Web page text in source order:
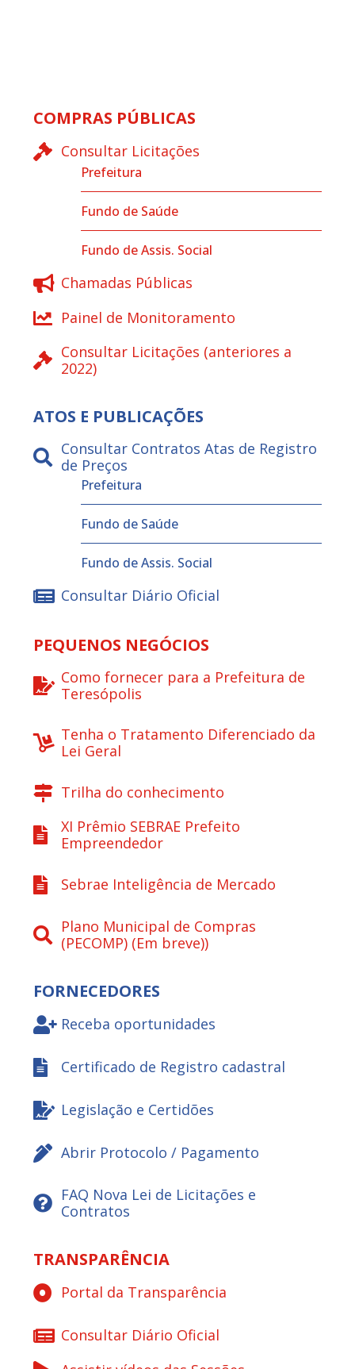
COMPRAS PÚBLICAS
Consultar Licitações
Prefeitura
Fundo de Saúde
Fundo de Assis. Social
Chamadas Públicas
Painel de Monitoramento
Consultar Licitações (anteriores a
2022)
ATOS E PUBLICAÇÕES
Consultar Contratos Atas de Registro
de Preços
Prefeitura
Fundo de Saúde
Fundo de Assis. Social
Consultar Diário Oficial
PEQUENOS NEGÓCIOS
Como fornecer para a Prefeitura de
Teresópolis
Tenha o Tratamento Diferenciado da
Lei Geral
Trilha do conhecimento
XI Prêmio SEBRAE Prefeito
Empreendedor
Sebrae Inteligência de Mercado
Plano Municipal de Compras
(PECOMP) (Em breve))
FORNECEDORES
Receba oportunidades
Certificado de Registro cadastral
Legislação e Certidões
Abrir Protocolo / Pagamento
FAQ Nova Lei de Licitações e
Contratos
TRANSPARÊNCIA
Portal da Transparência
Consultar Diário Oficial